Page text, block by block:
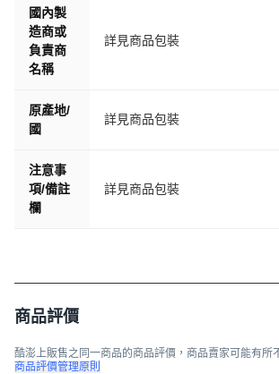
國內製
造商或
負責商
名稱
詳見商品包裝
原產地/
國
詳見商品包裝
注意事
項/備註
欄
詳見商品包裝
商品評價
酷澎上販售之同一商品的商品評價，商品賣家可能有所
商品評價管理原則